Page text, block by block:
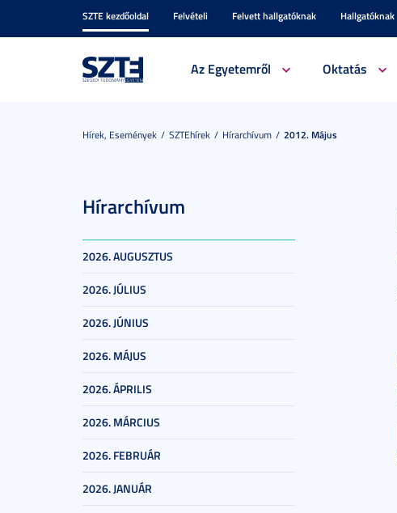
SZTE kezdőoldal Felvételi Felvett hallgatóknak Hallgatóknak
Az Egyetemről Oktatás
Hírek, Események SZTEhírek Hírarchívum 2012. Május
Hírarchívum
2026. AUGUSZTUS
2026. JÚLIUS
2026. JÚNIUS
2026. MÁJUS
2026. ÁPRILIS
2026. MÁRCIUS
2026. FEBRUÁR
2026. JANUÁR